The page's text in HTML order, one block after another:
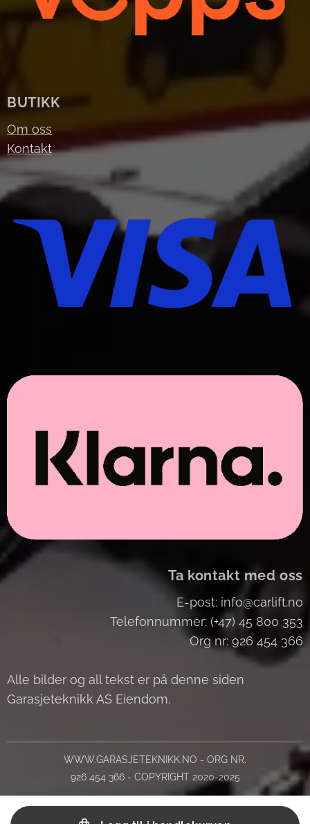
BUTIKK
Om oss
Kontakt
Ta kontakt med oss
E-post: info@carlift.no
Telefonnummer: (+47) 45 800 353
Org nr: 926 454 366
Alle bilder og all tekst er på denne siden
Garasjeteknikk AS Eiendom.
WWW.GARASJETEKNIKK.NO - ORG NR.
926 454 366 - COPYRIGHT 2020-2025